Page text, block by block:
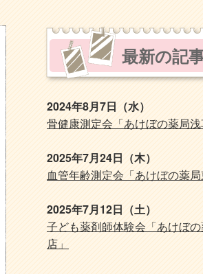
最新の記
2024年8月7日（水）
骨健康測定会「あけぼの薬局浅
2025年7月24日（木）
血管年齢測定会「あけぼの薬局
2025年7月12日（土）
子ども薬剤師体験会「あけぼ
店」